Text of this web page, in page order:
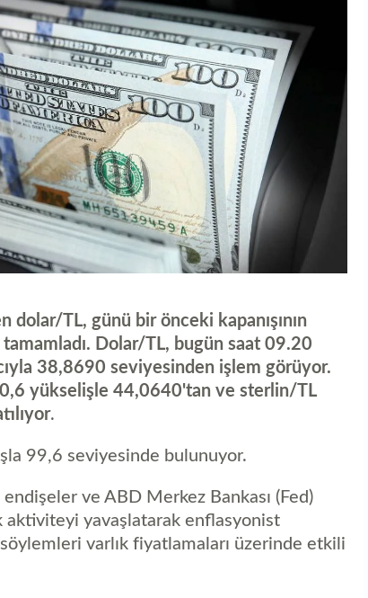
dolar/TL, günü bir önceki kapanışının
Dolar/TL, bugün saat 09.20
38,8690 seviyesinden işlem görüyor.
yükselişle 44,0640'tan ve sterlin/TL
.
99,6 seviyesinde bulunuyor.
ve ABD Merkez Bankası (Fed)
yavaşlatarak enflasyonist
varlık fiyatlamaları üzerinde etkili